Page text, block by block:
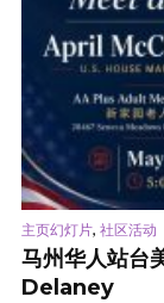
主页幻灯片, 社区活动
马州华人站
Delaney